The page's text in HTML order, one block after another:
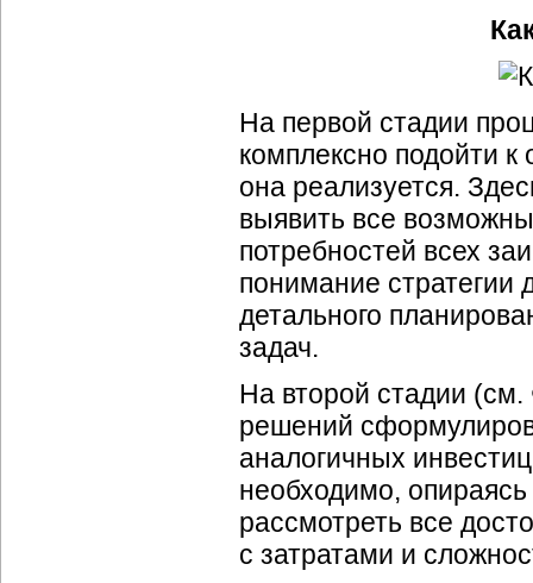
На первой стадии
комплексно подойти
она реализуется.
выявить все
потребностей всех
понимание стратегии
детального
задач.
На второй стадии
решений
аналогичных
необходимо,
рассмотреть все
с затратами и